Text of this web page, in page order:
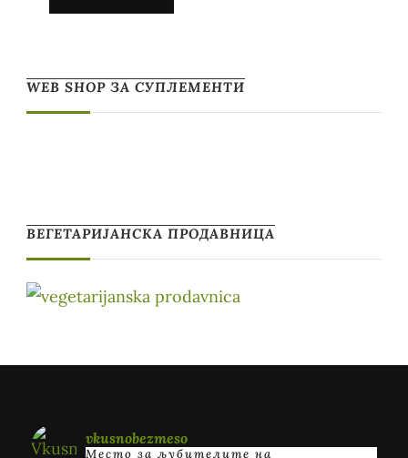
WEB SHOP ЗА СУПЛЕМЕНТИ
ВЕГЕТАРИЈАНСКА ПРОДАВНИЦА
vkusnobezmeso
Место за љубителите на